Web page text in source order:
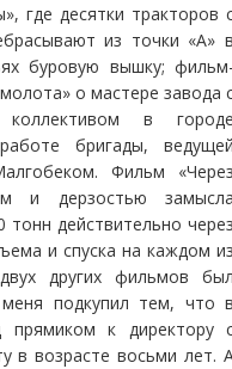
где десятки тракторов
из точки «А»
буровую вышку;
о мастере завода
коллективом в
бригады,
Фильм
и дерзостью
тонн действительно
и спуска на каждом
других фильмов
подкупил тем, что
к директору
в возрасте восьми лет.